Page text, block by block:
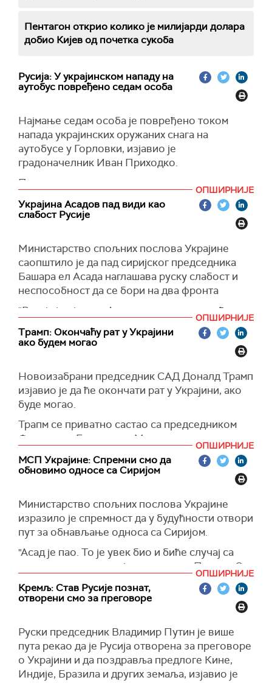
Пентагон открио колико је милијарди долара
добио Кијев од почетка сукоба
Русија: У украјинском нападу на
аутобус повређено седам особа
Најмање седам особа је повређено током
напада украјинских оружаних снага на
аутобусе у Горловки, изјавио је
градоначелник Иван Приходко.
Приходко наводи да су оружане снаге
Украјине бациле експлозив из беспилотног
летелице на аутобуску линију број 8 у
стамбеном насељу у Никитовском округу
Повређени су превезени у болницу.
(Известија)
ОПШИРНИЈЕ
Украјина Асадов пад види као
слабост Русије
Mинистарство спољних послова Украјине
саопштило је да пад сиријског председника
Башара ел Асада наглашава руску слабост и
неспособност да се бори на два фронта
"Русија је ојачала Асадову владу изводећи
ваздушне нападе на опозиционе циљеве
почевши од 2015. године и деловала је из две
базе на територији Сирије, али инвазија
ресурсе, саопштено је из министарства.
(Reuters)
ОПШИРНИЈЕ
Трамп: Окончаћу рат у Украјини
ако будем могао
Новоизабрани председник САД Доналд Трамп
изјавио је да ће окончати рат у Украјини, ако
буде могао.
Трапм се приватно састао са председником
Француске Емануелом Макроном и
председником Украјине Володимиром
Зеленским јуче у Паризу, који су на
друштвеним мрежама објавили да су
рату Украјине са Русијом, пренео јеЕн-Би-Си.
(Танјуг, NBC)
ОПШИРНИЈЕ
МСП Украјине: Спремни смо да
обновимо односе са Сиријом
Министарство спољних послова Украјине
изразило је спремност да у будућности отвори
пут за обнављање односа са Сиријом.
"Асад је пао. То је увек био и биће случај са
свим диктаторима који се кладе на Путина. Он
увек издаје оне који се ослањају на њега. Сада
је главни циљ да се обнови безбедност у
Сирији и ефикасно заштити људи од насиља",
Андриј Сибига.
Сибига је навео да је неопходно уложити све
напоре да се регион стабилизује и да се
ОПШИРНИЈЕ
Кремљ: Став Русије познат,
отворени смо за преговоре
Руски председник Владимир Путин је више
пута рекао да је Русија отворена за преговоре
о Украјини и да поздравља предлоге Кине,
Индије, Бразила и других земаља, изјавио је